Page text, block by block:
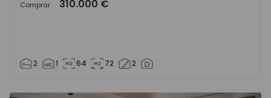
Comprar 310.000 €
2 1 64 72 2